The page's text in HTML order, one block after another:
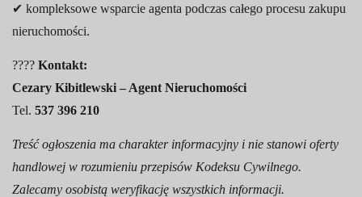
✔ kompleksowe wsparcie agenta podczas całego procesu zakupu
nieruchomości.
???? Kontakt:
Cezary Kibitlewski – Agent Nieruchomości
Tel. 537 396 210
Treść ogłoszenia ma charakter informacyjny i nie stanowi oferty
handlowej w rozumieniu przepisów Kodeksu Cywilnego.
Zalecamy osobistą weryfikację wszystkich informacji.